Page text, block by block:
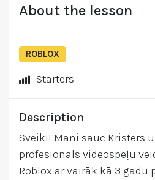
About the lesson
ROBLOX
Starters
Description
Sveiki! Mani sauc Kristers
profesionāls videospēļu
Roblox ar vairāk kā 3 gadu